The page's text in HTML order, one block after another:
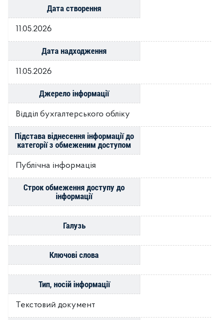
Дата створення
11.05.2026
Дата надходження
11.05.2026
Джерело інформації
Відділ бухгалтерського обліку
Підстава віднесення інформації до
категорії з обмеженим доступом
Публічна інформація
Строк обмеження доступу до
інформації
Галузь
Ключові слова
Тип, носій інформації
Текстовий документ